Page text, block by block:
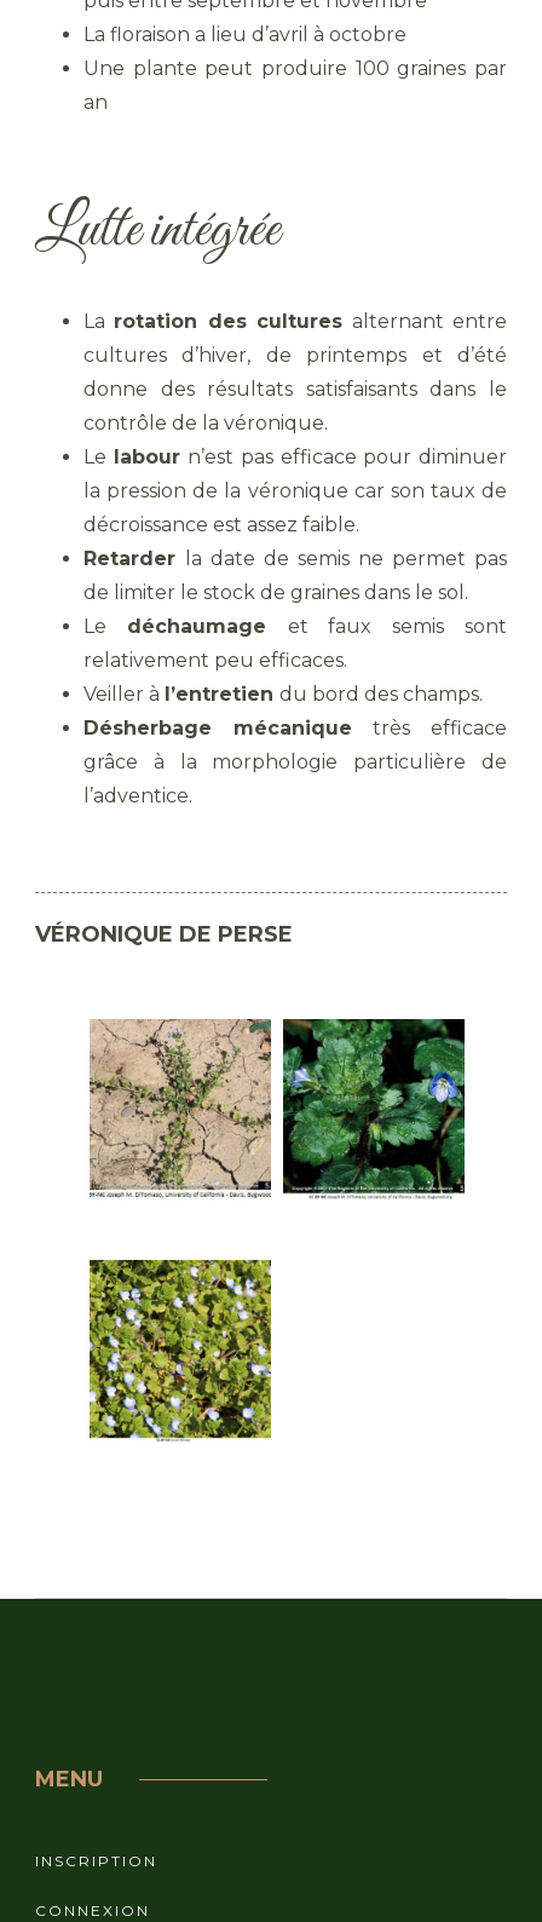
La floraison a lieu d’avril à octobre
Une plante peut produire 100 graines par
an
Lutte intégrée
La rotation des cultures alternant entre
cultures d’hiver, de printemps et d’été
donne des résultats satisfaisants dans le
contrôle de la véronique.
Le
labour n’est pas efficace pour diminuer
la pression de la véronique car son taux de
décroissance est assez faible.
Retarder
la date de semis ne permet pas
de limiter le stock de graines dans le sol.
Le déchaumage et faux semis sont
relativement peu efficaces.
Veiller à l’entretien du bord des champs.
Désherbage mécaniquetrès efficace
grâce à la morphologie particulière de
l’adventice.
VÉRONIQUE DE PERSE
MENU
INSCRIPTION
CONNEXION